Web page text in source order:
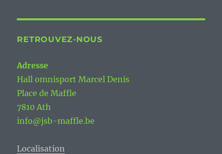
RETROUVEZ-NOUS
Adresse
Hall omnisport Marcel Denis
Place de Maffle
7810 Ath
info@jsb-maffle.be
Localisation